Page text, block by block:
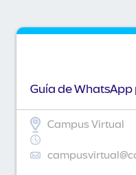
Guía de
Campus Virtual